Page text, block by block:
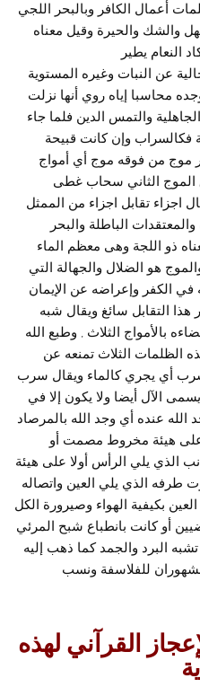
أعمال الكافر وبالبحر اللجي
والشك والحيرة وقيل معناه
النعام يطير
عن النبات وغيره المستوية
محاسبا إياه روي أنها نزلت
والتمس الدين فلما جاء
فكالسراب وإن كانت قبيحة
موج من فوقه موج أي أمواج
الموج الثاني سحاب غطى
اجزاء تقابل اجزاء من الممثل
الباطلة والبحر
ذو اللجة وهى معظم الماء
هو الضلال والجهالة التي
الكفر وإعراضه عن الإيمان
هذا التقابل سائغ ويقال شبه
بالأمواج الثلاث , وطبع الله
الظلمات الثلاث تمنعه عن
أي يجري كالماء ويقال سرب
الآل أيضا ولا يكون إلا في
الله عنده أي وجد الله بالمرصاد
على هيئة مخروط مصمت أو
يلي الرأس أولا على هيئة
طرفه الذي يلي العين واتصاله
بكيفية الهواء وصيرورة الكل
أو كانت بانطباع شبح المرئي
البرد والجمد كما ذهب إليه
للفلاسفة ونسب
القرآني لهذه